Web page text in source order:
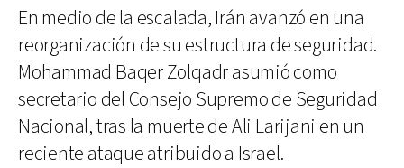
En medio de la escalada, Irán avanzó en una
reorganización de su estructura de seguridad.
Mohammad Baqer Zolqadr asumió como
secretario del Consejo Supremo de Seguridad
Nacional, tras la muerte de Ali Larijani en un
reciente ataque atribuido a Israel.